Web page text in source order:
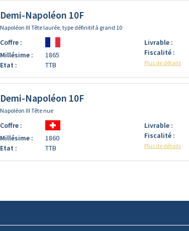
Demi-Napoléon 10F
Napoléon III Tête laurée, type définitif à grand 10
Coffre :
Millésime :
1865
Etat :
TTB
Livrable :
Fiscalité :
Plus de détails
Demi-Napoléon 10F
Napoléon III Tête nue
Coffre :
Millésime :
1860
Etat :
TTB
Livrable :
Fiscalité :
Plus de détails